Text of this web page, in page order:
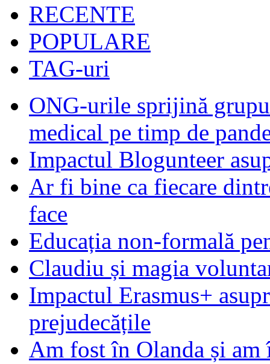
RECENTE
POPULARE
TAG-uri
ONG-urile sprijină
medical pe timp de
Impactul Blogunteer
Ar fi bine ca fiecare
face
Educația non-formală
Claudiu și magia
Impactul Erasmus+
prejudecățile
Am fost în Olanda și am